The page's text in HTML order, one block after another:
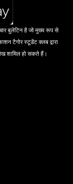
बुलेटिन है जो मुख्य रूप से
टैगोर स्टूडेंट क्लब द्वारा
शामिल हो सकते हैं।